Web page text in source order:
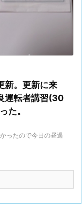
新。更新に来
運転者講習(30
た。
ったので今日の昼過